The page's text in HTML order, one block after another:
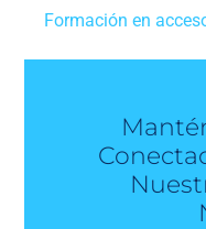
Formación en